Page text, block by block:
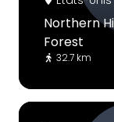
Northern
Forest
32.7 km